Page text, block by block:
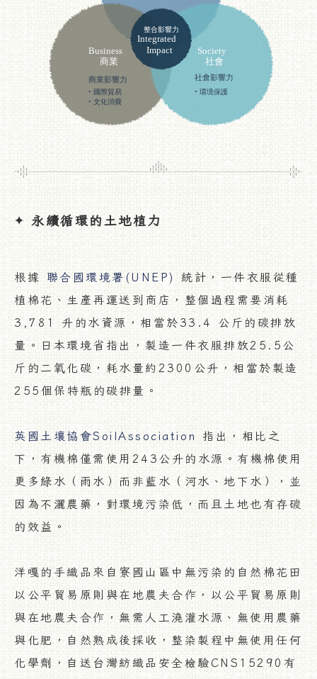
媒體報導
YOUNGA
品牌故事
社會企業
販售據點
會員說明
Facebook
Instagram
YouTube
✦ 永續循環的土地植力
根據聯合國環境署(UNEP) 統計，一件衣服從種
植棉花、生產再運送到商店，整個過程需要消耗
3,781 升的水資源，相當於33.4 公斤的碳排放
量。日本環境省指出，製造一件衣服排放25.5公
斤的二氧化碳，耗水量約2300公升，相當於製造
255個保特瓶的碳排量。
英國土壤協會SoilAssociation指出，相比之
下，有機棉僅需使用243公升的水源。有機棉使用
更多綠水（雨水）而非藍水（河水、地下水），並
因為不灑農藥，對環境污染低，而且土地也有存碳
的效益。
洋嘎的手織品來自寮國山區中無污染的自然棉花田
以公平貿易原則與在地農夫合作，以公平貿易原則
與在地農夫合作，無需人工澆灌水源、無使用農藥
與化肥，自然熟成後採收，整染製程中無使用任何
化學劑，自送台灣紡織品安全檢驗CNS15290有